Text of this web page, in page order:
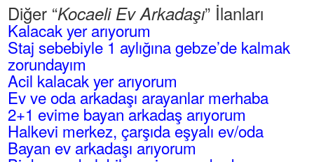
Diğer “Kocaeli Ev Arkadaşı” İlanları
Kalacak yer arıyorum
Staj sebebiyle 1 aylığına gebze’de kalmak
zorundayım
Acil kalacak yer arıyorum
Ev ve oda arkadaşı arayanlar merhaba
2+1 evime bayan arkadaş arıyorum
Halkevi merkez, çarşıda eşyalı ev/oda
Bayan ev arkadaşı arıyorum